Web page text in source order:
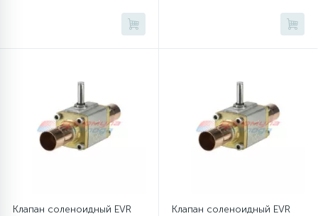
Клапан соленоидный EVR
Клапан соленоидный EVR